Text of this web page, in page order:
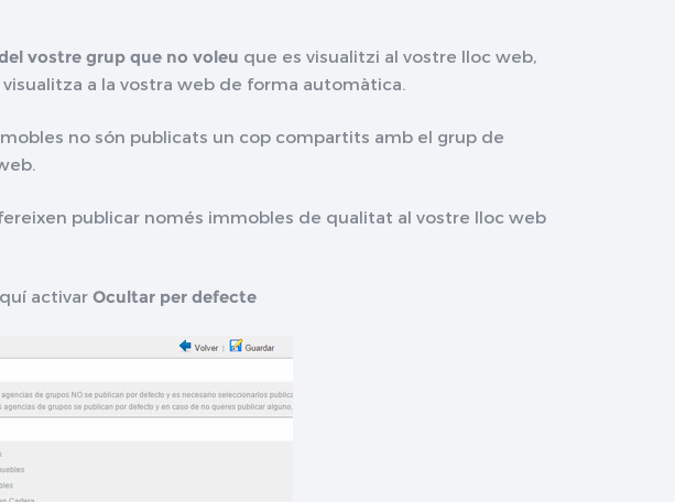
vostre grup que no voleu que es visualitzi al vostre lloc web,
a la vostra web de forma automàtica.
no són publicats un cop compartits amb el grup de
publicar només immobles de qualitat al vostre lloc web
activarOcultar per defecte